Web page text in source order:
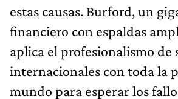
estas causas. Burford, un
financiero con espaldas
aplica el profesionalismo de
internacionales con toda la
mundo para esperar los